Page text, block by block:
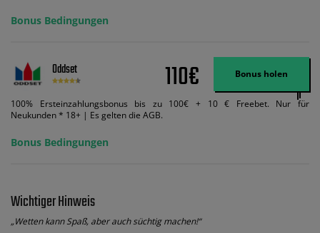
Bonus Bedingungen
Oddset 110€ Bonus holen
100% Ersteinzahlungsbonus bis zu 100€ + 10 € Freebet. Nur für
Neukunden * 18+ | Es gelten die AGB.
Bonus Bedingungen
Wichtiger Hinweis
„Wetten kann Spaß, aber auch süchtig machen!“